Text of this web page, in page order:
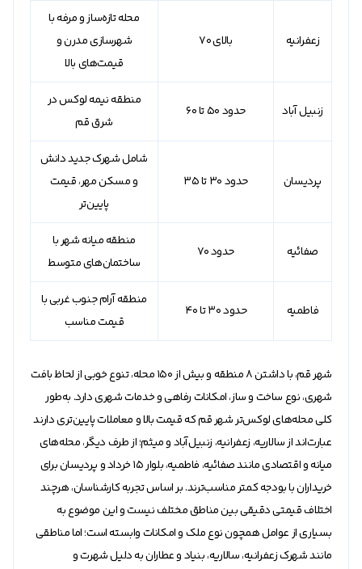
زعفرانیه بالای 70
محله تازه‌ساز و مرفه با
شهرسازی مدرن و
قیمت‌های بالا
زنبیل آباد حدود 50 تا 60
منطقه نیمه لوکس در
شرق قم
پردیسان حدود 30 تا 35
شامل شهرک جدید دانش
و مسکن مهر، قیمت
پایین‌تر
صفائیه حدود 70
منطقه میانه شهر با
ساختمان‌های متوسط
فاطمیه حدود 30 تا 40
منطقه آرام جنوب غربی با
قیمت مناسب
شهر قم، با داشتن 8 منطقه و بیش از 150 محله، تنوع خوبی از لحاظ بافت
شهری، نوع ساخت و ساز، امکانات رفاهی و خدمات شهری دارد. به‌طور
کلی محله‌های لوکس‌تر شهر قم که قیمت بالا و معاملات پایین‌تری دارند
عبارت‌اند از سالاریه، زعفرانیه، زنبیل‌آباد و میثم؛ از طرف دیگر، محله‌های
میانه و اقتصادی مانند صفائیه، فاطمیه، بلوار ۱۵ خرداد و پردیسان برای
خریداران با بودجه کمتر مناسب‌ترند. بر اساس تجربه کارشناسان، هرچند
اختلاف قیمتی دقیقی بین مناطق مختلف نیست و این موضوع به
بسیاری از عوامل همچون نوع ملک و امکانات وابسته است؛ اما مناطقی
مانند شهرک زعفرانیه، سالاریه، بنیاد و عطاران به دلیل شهرت و